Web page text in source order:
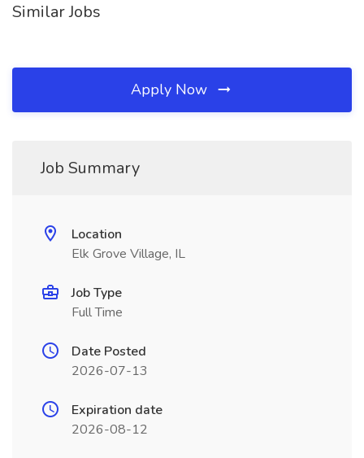
Similar Jobs
Apply Now
Job Summary
Location
Elk Grove Village, IL
Job Type
Full Time
Date Posted
2026-07-13
Expiration date
2026-08-12